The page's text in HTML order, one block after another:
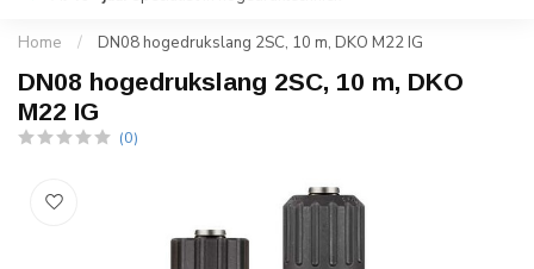
Home / DN08 hogedrukslang 2SC, 10 m, DKO M22 IG
DN08 hogedrukslang 2SC, 10 m, DKO
M22 IG
(0)